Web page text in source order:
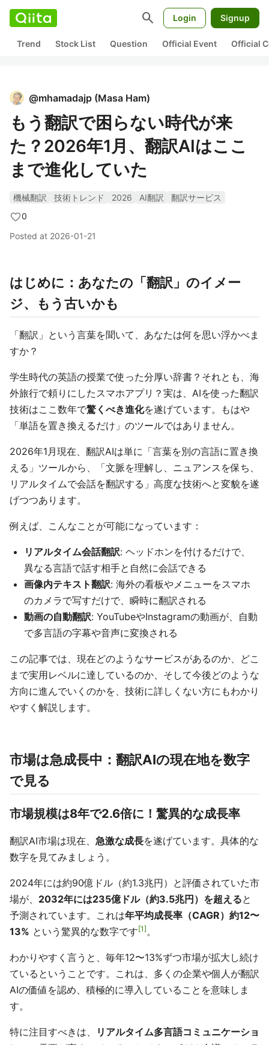
search Login Signup
Trend Stock List Question Official Event Official
@mhamadajp (Masa Ham)
もう翻訳で困らない時代が来
た？2026年1月、翻訳AIはここ
まで進化していた
機械翻訳 技術トレンド 2026 AI翻訳
翻訳サービス
0
Posted at 2026-01-21
はじめに：あなたの「翻訳」のイメー
ジ、もう古いかも
「翻訳」という言葉を聞いて、あなたは何を思い浮かべま
すか？
学生時代の英語の授業で使った分厚い辞書？それとも、海
外旅行で頼りにしたスマホアプリ？実は、AIを使った翻訳
技術はここ数年で驚くべき進化を遂げています。もはや
「単語を置き換えるだけ」のツールではありません。
2026年1月現在、翻訳AIは単に「言葉を別の言語に置き換
える」ツールから、「文脈を理解し、ニュアンスを保ち、
リアルタイムで会話を翻訳する」高度な技術へと変貌を遂
げつつあります。
例えば、こんなことが可能になっています：
リアルタイム会話翻訳: ヘッドホンを付けるだけで、
異なる言語で話す相手と自然に会話できる
画像内テキスト翻訳: 海外の看板やメニューをスマホ
のカメラで写すだけで、瞬時に翻訳される
動画の自動翻訳: YouTubeやInstagramの動画が、自動
で多言語の字幕や音声に変換される
この記事では、現在どのようなサービスがあるのか、どこ
まで実用レベルに達しているのか、そして今後どのような
方向に進んでいくのかを、技術に詳しくない方にもわかり
やすく解説します。
市場は急成長中：翻訳AIの現在地を数字
で見る
市場規模は8年で2.6倍に！驚異的な成長率
翻訳AI市場は現在、 急激な成長を遂げています。具体的な
数字を見てみましょう。
2024年には約90億ドル（約1.3兆円）と評価されていた市
場が、 2032年には235億ドル（約3.5兆円）を超えると
予測されています。これは年平均成長率（CAGR）約12〜
13% という驚異的な数字です 1 。
わかりやすく言うと、毎年12〜13%ずつ市場が拡大し続け
ているということです。これは、多くの企業や個人が翻訳
AIの価値を認め、積極的に導入していることを意味しま
す。
特に注目すべきは、
リアルタイム多言語コミュニケーショ